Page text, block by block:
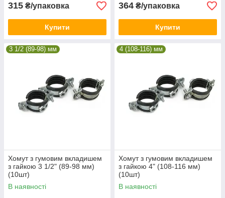
315 ₴/упаковка
Купити
364 ₴/упаковка
Купити
3 1/2 (89-98) мм
Хомут з гумовим вкладишем
з гайкою 3 1/2" (89-98 мм)
(10шт)
В наявності
4 (108-116) мм
Хомут з гумовим вкладишем
з гайкою 4" (108-116 мм)
(10шт)
В наявності